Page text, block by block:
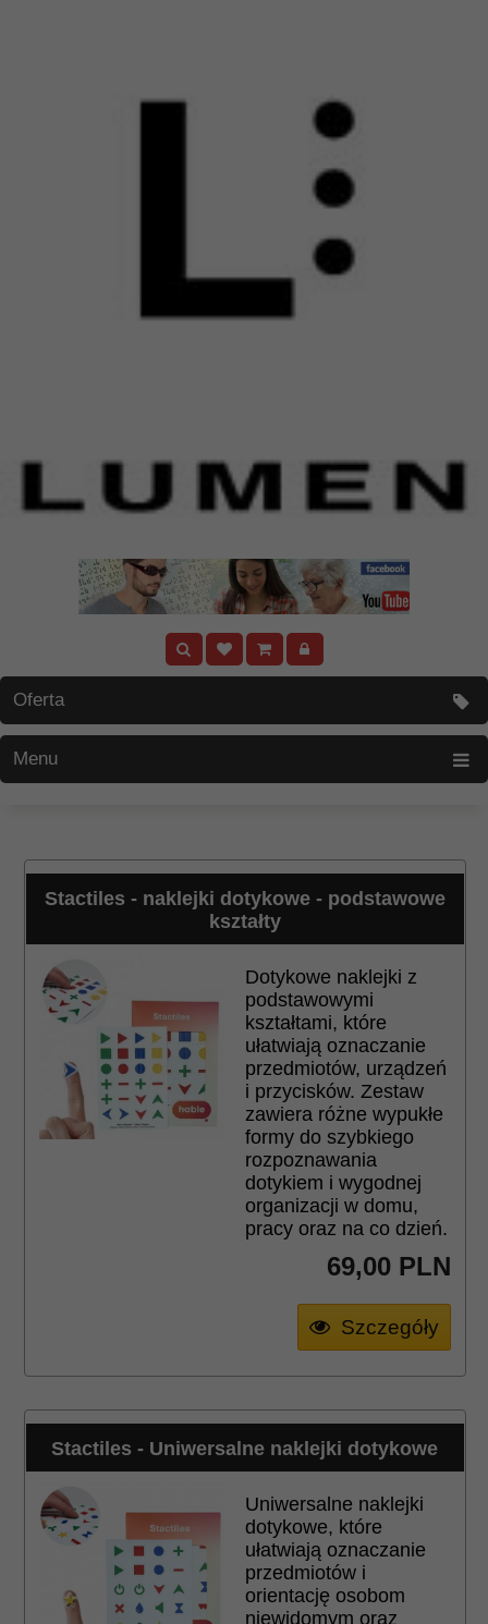
Oferta
Menu
Stactiles - naklejki dotykowe - podstawowe
kształty
Dotykowe naklejki z
podstawowymi
kształtami, które
ułatwiają oznaczanie
przedmiotów, urządzeń
i przycisków. Zestaw
zawiera różne wypukłe
formy do szybkiego
rozpoznawania
dotykiem i wygodnej
organizacji w domu,
pracy oraz na co dzień.
69,00 PLN
Szczegóły
Stactiles - Uniwersalne naklejki dotykowe
Uniwersalne naklejki
dotykowe, które
ułatwiają oznaczanie
przedmiotów i
orientację osobom
niewidomym oraz